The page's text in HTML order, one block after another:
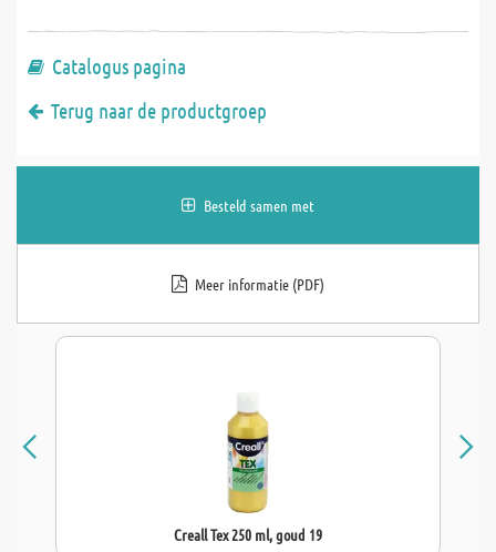
Catalogus pagina
Terug naar de productgroep
Besteld samen met
Meer informatie (PDF)
Creall Tex 250 ml, goud 19